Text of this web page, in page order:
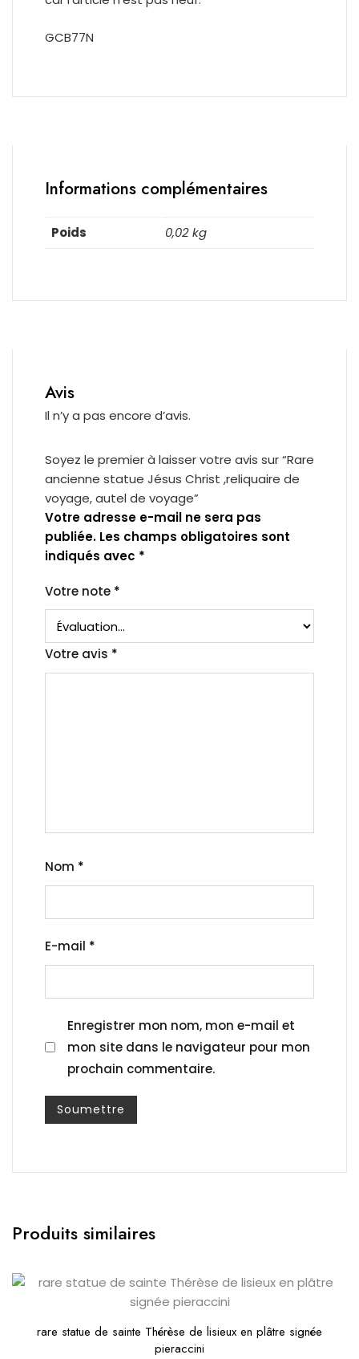
GCB77N
Informations complémentaires
Poids 0,02 kg
Avis
Il n’y a pas encore d’avis.
Soyez le premier à laisser votre avis sur “Rare
ancienne statue Jésus Christ ,reliquaire de
voyage, autel de voyage”
Votre adresse e-mail ne sera pas
publiée. Les champs obligatoires sont
indiqués avec *
Votre note *
Votre avis *
Nom *
E-mail *
Enregistrer mon nom, mon e-mail et
mon site dans le navigateur pour mon
prochain commentaire.
Produits similaires
rare statue de sainte Thérèse de lisieux en plâtre signée
pieraccini